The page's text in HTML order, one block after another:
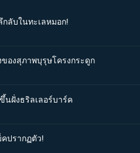
กลับในทะเลหมอก!
องสุภาพบุรุษโครงกระดูก
นฝั่งธริลเลอร์บาร์ค
คปรากฏตัว!